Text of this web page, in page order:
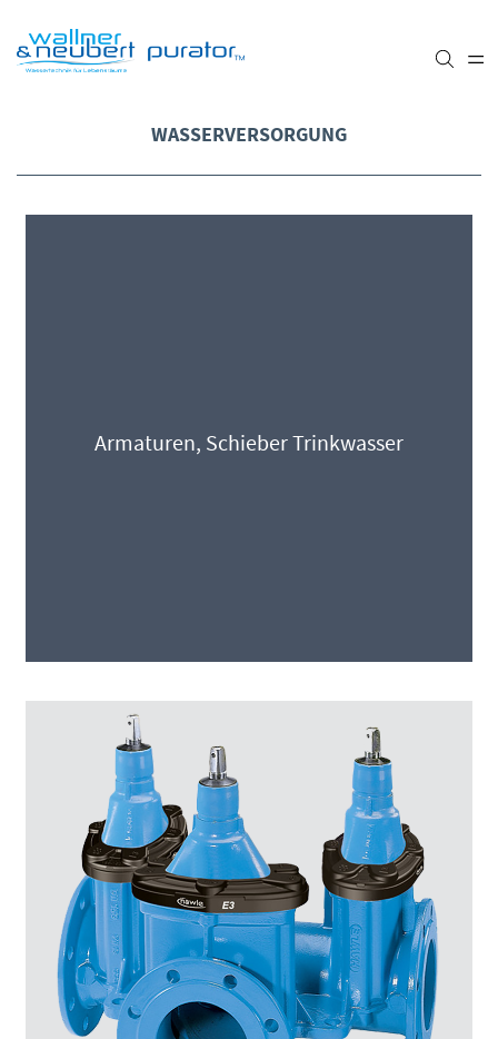
WASSERVERSORGUNG
Armaturen, Schieber Trinkwasser